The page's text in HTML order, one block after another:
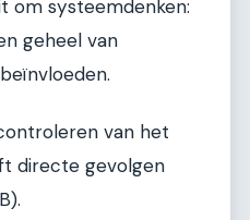
om systeemdenken:
geheel van
van het
directe gevolgen